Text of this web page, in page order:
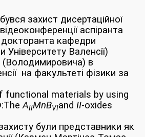
захист дисертаційної
аспіранта
кафедри
Університету Валенсії)
(Володимировича) в
на факультеті фізики за
functional materials by using
TheAIIMnBVIand II-oxides
були представники як